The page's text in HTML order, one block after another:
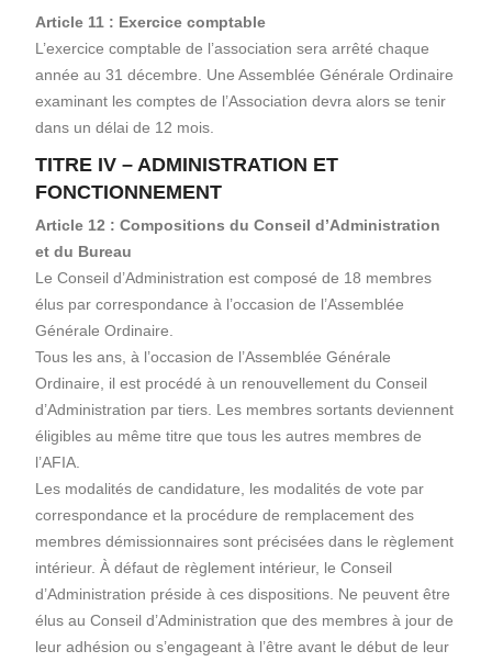
Article 11 : Exercice comptable
L’exercice comptable de l’association sera arrêté chaque
année au 31 décembre. Une Assemblée Générale Ordinaire
examinant les comptes de l’Association devra alors se tenir
dans un délai de 12 mois.
TITRE IV – ADMINISTRATION ET
FONCTIONNEMENT
Article 12 : Compositions du Conseil d’Administration
et du Bureau
Le Conseil d’Administration est composé de 18 membres
élus par correspondance à l’occasion de l’Assemblée
Générale Ordinaire.
Tous les ans, à l’occasion de l’Assemblée Générale
Ordinaire, il est procédé à un renouvellement du Conseil
d’Administration par tiers. Les membres sortants deviennent
éligibles au même titre que tous les autres membres de
l’AFIA.
Les modalités de candidature, les modalités de vote par
correspondance et la procédure de remplacement des
membres démissionnaires sont précisées dans le règlement
intérieur. À défaut de règlement intérieur, le Conseil
d’Administration préside à ces dispositions. Ne peuvent être
élus au Conseil d’Administration que des membres à jour de
leur adhésion ou s’engageant à l’être avant le début de leur